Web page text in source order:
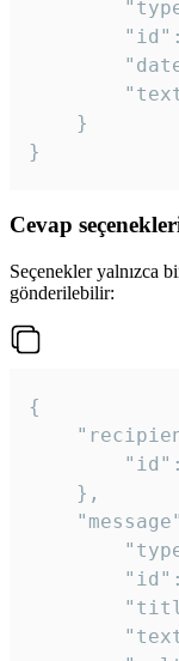
}
Cevap
Seçenekler yalnızca
gönderilebilir:
{